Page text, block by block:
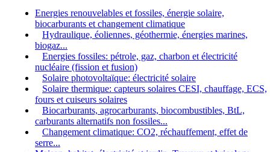
Energies renouvelables et fossiles, énergie solaire,
biocarburants et changement climatique
Hydraulique, éoliennes, géothermie, énergies marines,
biogaz...
Energies fossiles: pétrole, gaz, charbon et électricité
nucléaire (fission et fusion)
Solaire photovoltaïque: électricité solaire
Solaire thermique: capteurs solaires CESI, chauffage, ECS,
fours et cuiseurs solaires
Biocarburants, agrocarburants, biocombustibles, BtL,
carburants alternatifs non fossiles...
Changement climatique: CO2, réchauffement, effet de
serre...